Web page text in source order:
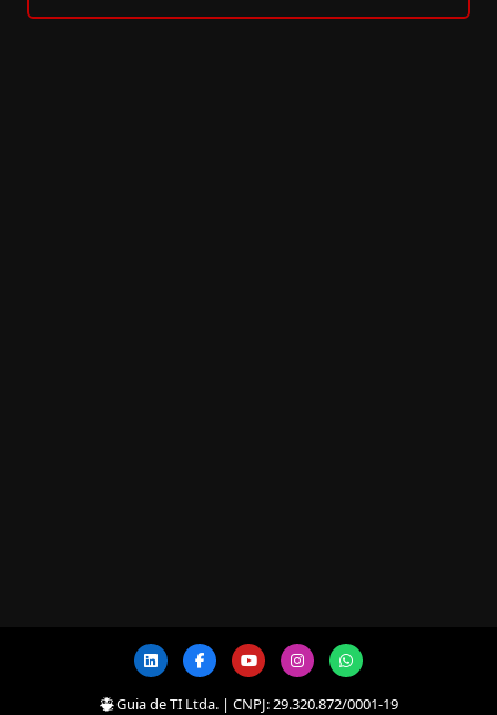
Guia de TI Ltda. | CNPJ: 29.320.872/0001-19